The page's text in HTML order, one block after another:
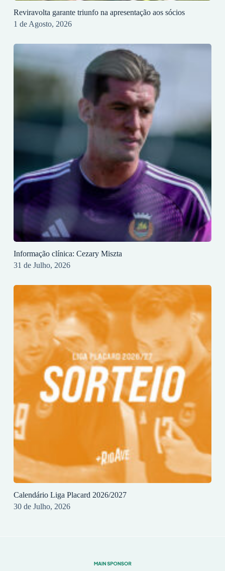
Reviravolta garante triunfo na apresentação aos sócios
1 de Agosto, 2026
Informação clínica: Cezary Miszta
31 de Julho, 2026
Calendário Liga Placard 2026/2027
30 de Julho, 2026